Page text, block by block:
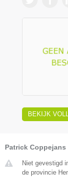
BEKIJK
Patrick Coppejans
Niet gevestigd
de provincie